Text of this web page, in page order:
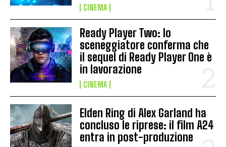
CINEMA
Ready Player Two: lo
sceneggiatore conferma che
il sequel di Ready Player One è
in lavorazione
CINEMA
Elden Ring di Alex Garland ha
concluso le riprese: il film A24
entra in post-produzione